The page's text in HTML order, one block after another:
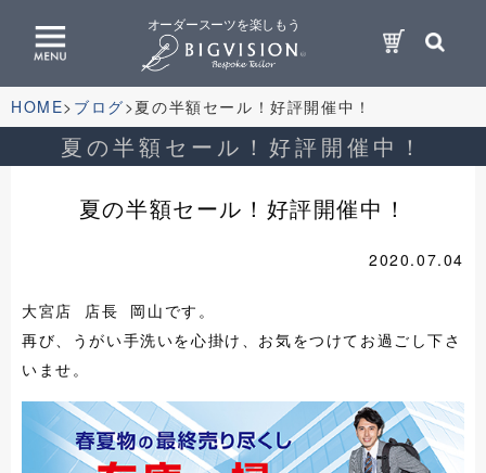
オーダースーツを楽しもう
HOME ブログ 夏の半額セール！好評開催中！
夏の半額セール！好評開催中！
夏の半額セール！好評開催中！
2020.07.04
大宮店 店長 岡山です。
再び、うがい手洗いを心掛け、お気をつけてお過ごし下さ
いませ。